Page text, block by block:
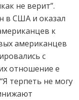
не верит”.
в США и оказал
к
американцев
с
отношение е
терпеть не могу